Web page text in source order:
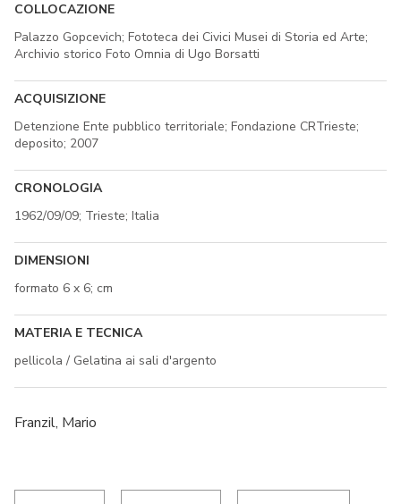
COLLOCAZIONE
Palazzo Gopcevich; Fototeca dei Civici Musei di Storia ed Arte;
Archivio storico Foto Omnia di Ugo Borsatti
ACQUISIZIONE
Detenzione Ente pubblico territoriale; Fondazione CRTrieste;
deposito; 2007
CRONOLOGIA
1962/09/09; Trieste; Italia
DIMENSIONI
formato 6 x 6; cm
MATERIA E TECNICA
pellicola / Gelatina ai sali d'argento
Franzil, Mario